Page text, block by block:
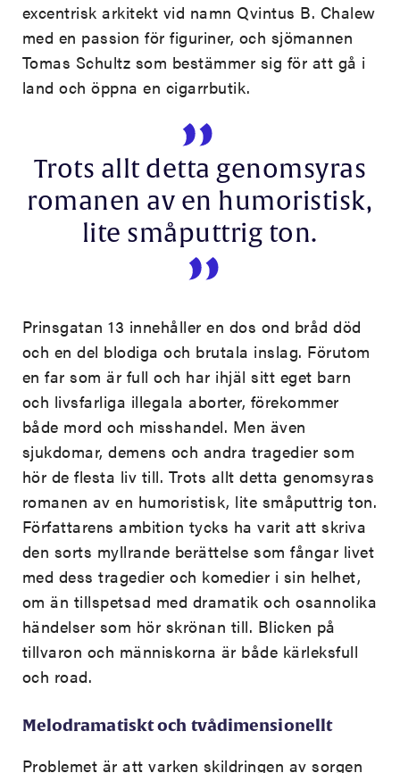
excentrisk arkitekt vid namn Qvintus B. Chalew
med en passion för figuriner, och sjömannen
Tomas Schultz som bestämmer sig för att gå i
land och öppna en cigarrbutik.
Trots allt detta genomsyras
romanen av en humoristisk,
lite småputtrig ton.
Prinsgatan 13 innehåller en dos ond bråd död
och en del blodiga och brutala inslag. Förutom
en far som är full och har ihjäl sitt eget barn
och livsfarliga illegala aborter, förekommer
både mord och misshandel. Men även
sjukdomar, demens och andra tragedier som
hör de flesta liv till. Trots allt detta genomsyras
romanen av en humoristisk, lite småputtrig ton.
Författarens ambition tycks ha varit att skriva
den sorts myllrande berättelse som fångar livet
med dess tragedier och komedier i sin helhet,
om än tillspetsad med dramatik och osannolika
händelser som hör skrönan till. Blicken på
tillvaron och människorna är både kärleksfull
och road.
Melodramatiskt och tvådimensionellt
Problemet är att varken skildringen av sorgen